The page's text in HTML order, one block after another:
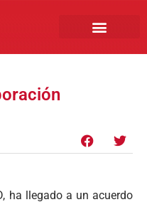
ha llegado a un acuerdo